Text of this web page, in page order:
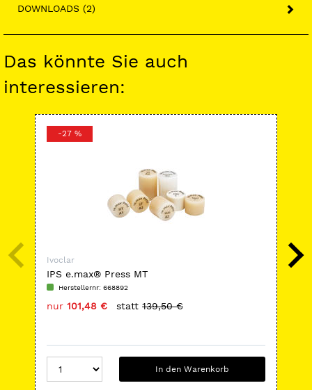
DOWNLOADS (2)
Das könnte Sie auch
interessieren:
-27 %
Ivoclar
IPS e.max® Press MT
Herstellernr: 668892
nur 101,48 € statt 139,50 €
In den Warenkorb